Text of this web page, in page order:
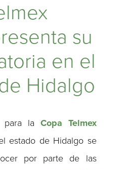
su
en el
Hidalgo
para la Copa Telmex
estado de Hidalgo se
por parte de las